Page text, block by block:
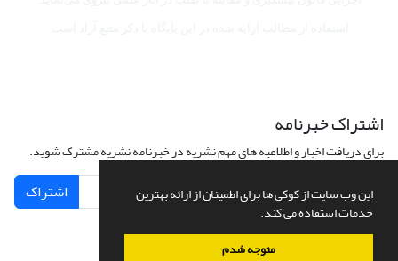
این وب سایت از کوکی ها برای اطمینان از ارائه بهترین
خدمات استفاده می کند.
متوجه شدم
اشتراک خبرنامه
برای دریافت اخبار و اطلاعیه های مهم نشریه در خبرنامه نشریه مشترک شوید.
اشتراک